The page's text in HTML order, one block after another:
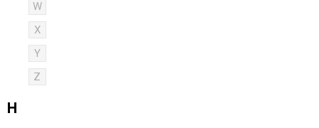
W
X
Y
Z
H